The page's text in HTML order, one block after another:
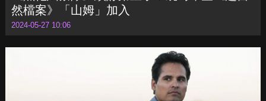
《黑袍糾察隊》續訂第五季！統籌希望《超自